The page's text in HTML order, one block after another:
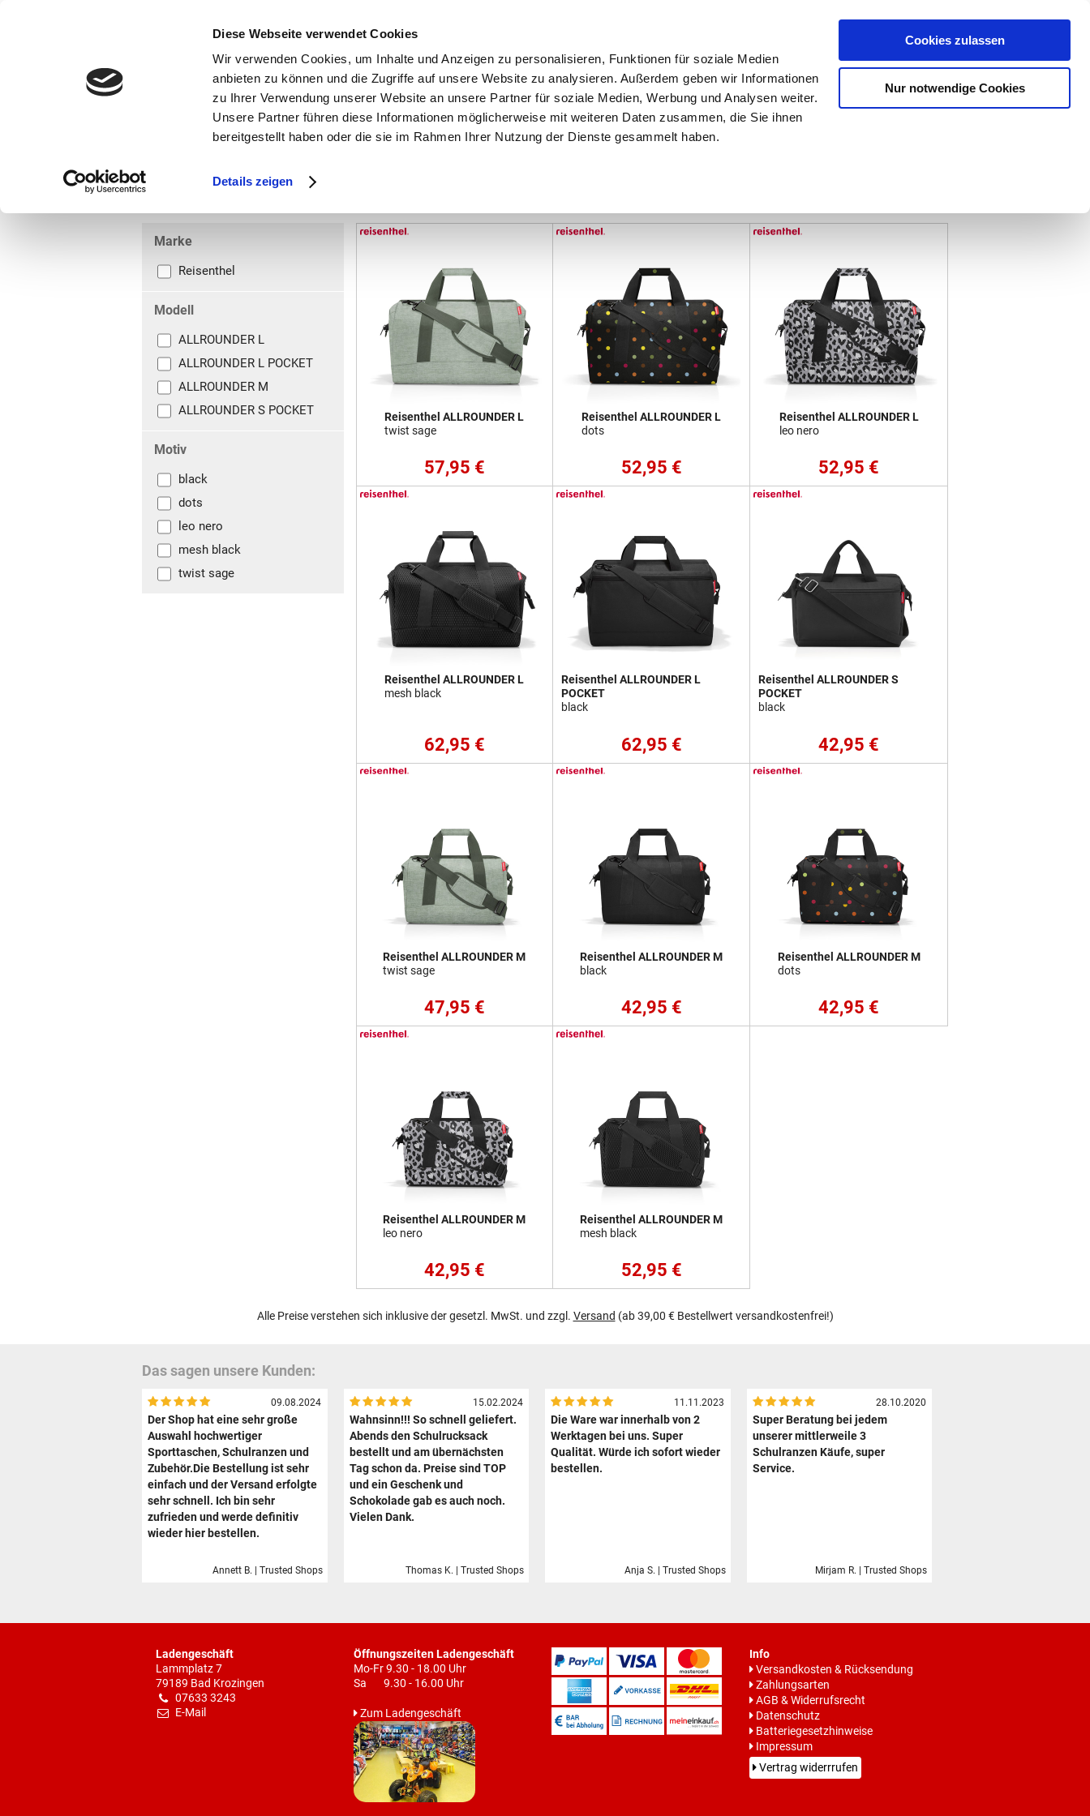
Diese Webseite verwendet Cookies
Wir verwenden Cookies, um Inhalte und Anzeigen zu personalisieren, Funktionen für soziale Medien
anbieten zu können und die Zugriffe auf unsere Website zu analysieren. Außerdem geben wir Informationen
zu Ihrer Verwendung unserer Website an unsere Partner für soziale Medien, Werbung und Analysen weiter.
Unsere Partner führen diese Informationen möglicherweise mit weiteren Daten zusammen, die Sie ihnen
bereitgestellt haben oder die sie im Rahmen Ihrer Nutzung der Dienste gesammelt haben.
Details zeigen
Cookies zulassen
Nur notwendige Cookies
bestellen und ausdrucken
3 x täglich an Werktagen!
0,00 €
Marke
Reisenthel
Modell
ALLROUNDER L
ALLROUNDER L POCKET
ALLROUNDER M
ALLROUNDER S POCKET
Motiv
black
dots
leo nero
mesh black
twist sage
Reisenthel ALLROUNDER L
twist sage
57,95 €
Reisenthel ALLROUNDER L
dots
52,95 €
Reisenthel ALLROUNDER L
leo nero
52,95 €
Reisenthel ALLROUNDER L
mesh black
62,95 €
Reisenthel ALLROUNDER L
POCKET
black
62,95 €
Reisenthel ALLROUNDER S
POCKET
black
42,95 €
Reisenthel ALLROUNDER M
twist sage
47,95 €
Reisenthel ALLROUNDER M
black
42,95 €
Reisenthel ALLROUNDER M
dots
42,95 €
Reisenthel ALLROUNDER M
leo nero
42,95 €
Reisenthel ALLROUNDER M
mesh black
52,95 €
Alle Preise verstehen sich inklusive der gesetzl. MwSt. und zzgl. Versand (ab 39,00 € Bestellwert versandkostenfrei!)
Das sagen unsere Kunden:
09.08.2024
Der Shop hat eine sehr große
Auswahl hochwertiger
Sporttaschen, Schulranzen und
Zubehör.Die Bestellung ist sehr
einfach und der Versand erfolgte
sehr schnell. Ich bin sehr
zufrieden und werde definitiv
wieder hier bestellen.
Annett B. | Trusted Shops
15.02.2024
Wahnsinn!!! So schnell geliefert.
Abends den Schulrucksack
bestellt und am übernächsten
Tag schon da. Preise sind TOP
und ein Geschenk und
Schokolade gab es auch noch.
Vielen Dank.
Thomas K. | Trusted Shops
11.11.2023
Die Ware war innerhalb von 2
Werktagen bei uns. Super
Qualität. Würde ich sofort wieder
bestellen.
Anja S. | Trusted Shops
28.10.2020
Super Beratung bei jedem
unserer mittlerweile 3
Schulranzen Käufe, super
Service.
Mirjam R. | Trusted Shops
Ladengeschäft
Lammplatz 7
79189 Bad Krozingen
07633 3243
E-Mail
Öffnungszeiten Ladengeschäft
Mo-Fr 9.30 - 18.00 Uhr
Sa 9.30 - 16.00 Uhr
Zum Ladengeschäft
Info
Versandkosten & Rücksendung
Zahlungsarten
AGB & Widerrufsrecht
Datenschutz
Batteriegesetzhinweise
Impressum
Vertrag widerrrufen